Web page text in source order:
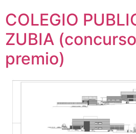
COLEGIO
ZUBIA
premio)